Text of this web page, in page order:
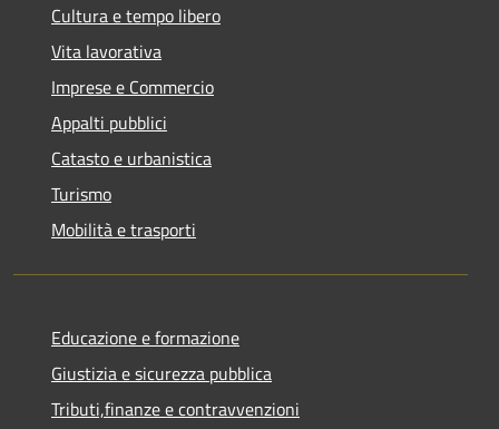
Cultura e tempo libero
Vita lavorativa
Imprese e Commercio
Appalti pubblici
Catasto e urbanistica
Turismo
Mobilità e trasporti
Educazione e formazione
Giustizia e sicurezza pubblica
Tributi,finanze e contravvenzioni